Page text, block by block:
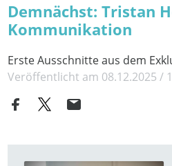
Demnächst: Tristan
Kommunikation
Erste Ausschnitte aus dem
Veröffentlicht am 08.12.2025 /